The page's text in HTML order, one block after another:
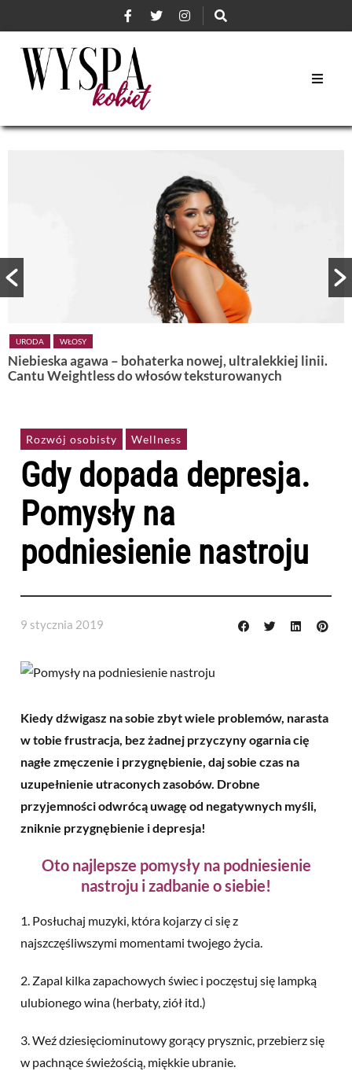
URODA WŁOSY
Niebieska agawa – bohaterka nowej, ultralekkiej linii.
Cantu Weightless do włosów teksturowanych
Rozwój osobisty Wellness
Gdy dopada depresja.
Pomysły na
podniesienie nastroju
9 stycznia 2019
Kiedy dźwigasz na sobie zbyt wiele problemów, narasta
w tobie frustracja, bez żadnej przyczyny ogarnia cię
nagłe zmęczenie i przygnębienie, daj sobie czas na
uzupełnienie utraconych zasobów. Drobne
przyjemności odwrócą uwagę od negatywnych myśli,
zniknie przygnębienie i depresja!
Oto najlepsze pomysły na podniesienie
nastroju i zadbanie o siebie!
1. Posłuchaj muzyki, która kojarzy ci się z
najszczęśliwszymi momentami twojego życia.
2. Zapal kilka zapachowych świec i poczęstuj się lampką
ulubionego wina (herbaty, ziół itd.)
3. Weź dziesięciominutowy gorący prysznic, przebierz się
w pachnące świeżością, miękkie ubranie.